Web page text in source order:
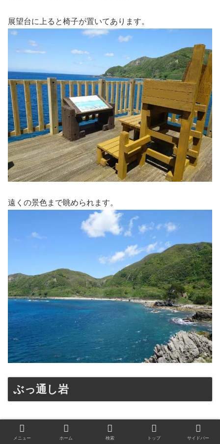
展望台に上ると椅子が置いてあります。
遠くの景色まで眺められます。
ぶっ通し岩
メニュー ホーム 検索 トップ サイドバー